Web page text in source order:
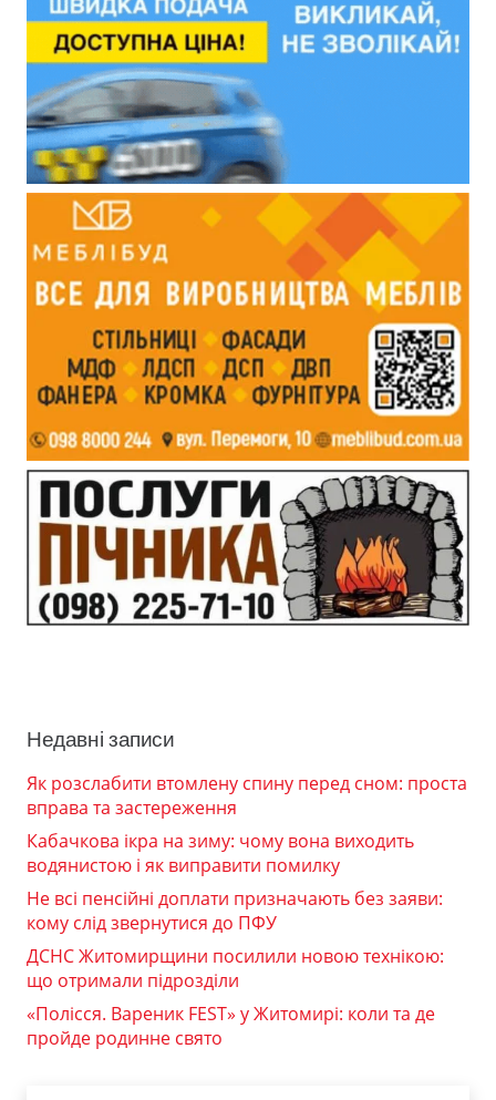
Недавні записи
Як розслабити втомлену спину перед сном: проста
вправа та застереження
Кабачкова ікра на зиму: чому вона виходить
водянистою і як виправити помилку
Не всі пенсійні доплати призначають без заяви:
кому слід звернутися до ПФУ
ДСНС Житомирщини посилили новою технікою:
що отримали підрозділи
«Полісся. Вареник FEST» у Житомирі: коли та де
пройде родинне свято